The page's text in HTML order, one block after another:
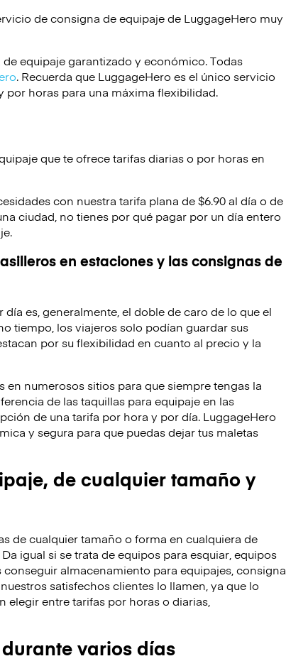
de consigna de equipaje de LuggageHero muy
equipaje garantizado y económico. Todas
. Recuerda que LuggageHero es el único servicio
por horas para una máxima flexibilidad.
que te ofrece tarifas diarias o por horas en
con nuestra tarifa plana de $6.90 al día o de
ciudad, no tienes por qué pagar por un día entero
en estaciones y las consignas de
es, generalmente, el doble de caro de lo que el
tiempo, los viajeros solo podían guardar sus
por su flexibilidad en cuanto al precio y la
numerosos sitios para que siempre tengas la
de las taquillas para equipaje en las
de una tarifa por hora y por día. LuggageHero
y segura para que puedas dejar tus maletas
de cualquier tamaño y
de cualquier tamaño o forma en cualquiera de
igual si se trata de equipos para esquiar, equipos
almacenamiento para equipajes, consigna
satisfechos clientes lo llamen, ya que lo
entre tarifas por horas o diarias,
varios días